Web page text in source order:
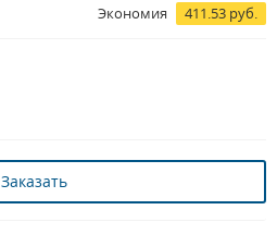
Экономия 411.53 руб.
Заказать